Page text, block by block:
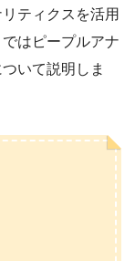
ティクスを活用
はピープルアナ
いて説明しま